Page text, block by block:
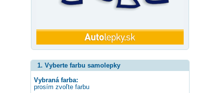
1. Vyberte farbu samolepky
Vybraná farba:
prosím zvoľte farbu